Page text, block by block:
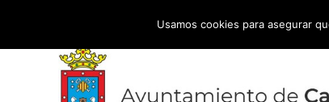
Atención Ciudadana 965 827 000
Usamos cookies para asegurar